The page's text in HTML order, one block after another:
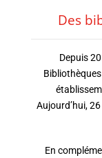
Des
Depuis
Aujourd’hui,
En